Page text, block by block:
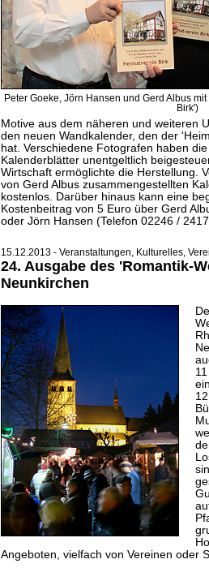
Peter Goeke, Jörn Hansen und Gerd Albus
Birk')
Motive aus dem näheren und weiteren
den neuen Wandkalender, den der
hat. Verschiedene Fotografen haben
Kalenderblätter unentgeltlich
Wirtschaft ermöglichte die Herstellung.
von Gerd Albus zusammengestellten
kostenlos. Darüber hinaus kann eine
Kostenbeitrag von 5 Euro über Gerd
oder Jörn Hansen (Telefon 02246 /
15.12.2013 - Veranstaltungen, Kulturelles,
24. Ausgabe des 'Romantik-
Neunkirchen
Angeboten, vielfach von Vereinen oder